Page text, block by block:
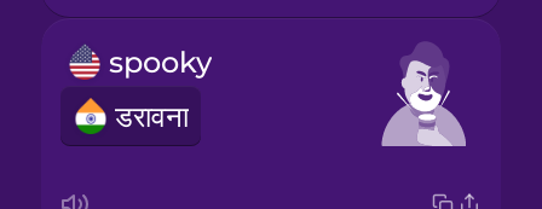
spooky
डरावना